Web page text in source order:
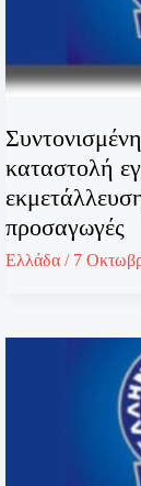
καταστολή
προσαγωγές
Ελλάδα/ 7